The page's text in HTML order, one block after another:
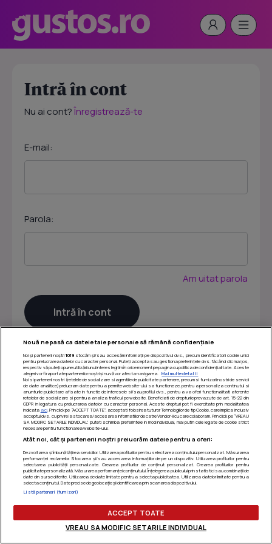
Intră în cont
Nu ai cont?Înregistrează-te
E-mail:
Parola:
Am uitat parola
Termeni si conditii|Politica de confidentialitate|Politica
de utilizare cookie-uri|Gestionați preferințele
Nouă ne pasă ca datele tale personale să rămână confidențiale
Noi și partenerii noștri 1019stocăm și/sau accesăm informații pe dispozitivul dvs., precum identificatorii cookie unici
pentru prelucrarea datelor cu caracter personal. Puteți accepta sau gestiona preferințele dvs. făcând clic mai jos,
respectiv vă puteți opune utilizării unui interes legitim în orice moment pe pagina cu politica de confidențialitate. Aceste
alegeri vor fi raportate partenerilor noștri și nu vă vor afecta navigarea.
Mai multe detalii
Noi si partenerii nostri (retelele de socializare si agentiile de publicitate partenere, precum si furnizorii nostri de servicii
de date analitice) prelucram date pentru a permite website-ului sa functioneze, pentru a personaliza continutul si
anunturile publicitare afisate in functie de interesele si/sau profilul dvs., pentru a va oferi functionalitati aferente
retelelor de socializare si pentru a analiza traficul pe website. Beneficiati de drepturile prevazute de art. 15-22 din
GDPR in legatura cu prelucrarea datelor cu caracter personal. Aceste drepturi pot fi exercitate prin modalitatea
indicata aici. Prin click pe “ACCEPT TOATE”, acceptati folosirea tuturor Tehnologiilor de tip Cookie, care implica inclusiv
acceptul dvs. cu privire la stocarea/accesarea informatiilor de catre Vendor-ii cu care colaboram. Prin click pe “VREAU
SA MODIFIC SETARILE INDIVIDUAL” puteti schimba preferintele in mod individual, mai putin cele legate de cookie strict
necesare pentru functionarea website-ului.
Atât noi, cât și partenerii noștri prelucrăm datele pentru a oferi:
Dezvoltarea și îmbunătățirea serviciilor. Utilizarea profilurilor pentru selectarea conținutului personalizat. Măsurarea
performanței reclamelor. Stocarea și/sau accesarea informațiilor de pe un dispozitiv. Utilizarea profilurilor pentru
selectarea publicității personalizate. Crearea profilurilor de conținut personalizat. Crearea profilurilor pentru
publicitate personalizată. Măsurarea performanței conținutului. Înțelegerea publicului prin statistici sau combinații de
date din surse diferite. Utilizarea de date limitate pentru a selecta publicitatea. Utilizarea datelor limitate pentru a
selecta conținutul. Date precise de geolocație și identificarea prin scanarea dispozitivului.
Listă parteneri (furnizori)
ACCEPT TOATE
VREAU SA MODIFIC SETARILE INDIVIDUAL